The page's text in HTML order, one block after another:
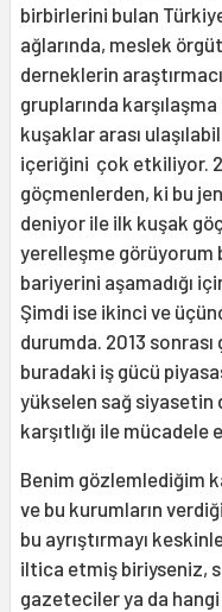
birbirlerini bulan
ağlarında, meslek
derneklerin
gruplarında
kuşaklar arası
içeriğini çok etkiliyor.
göçmenlerden, ki bu
deniyor ile ilk kuşak
yerelleşme görüyorum
bariyerini aşamadığı
Şimdi ise ikinci ve
durumda. 2013
buradaki iş gücü
yükselen sağ siyasetin
karşıtlığı ile
Benim gözlemlediğim
ve bu kurumların
bu ayrıştırmayı
iltica etmiş biriyseniz,
gazeteciler ya da